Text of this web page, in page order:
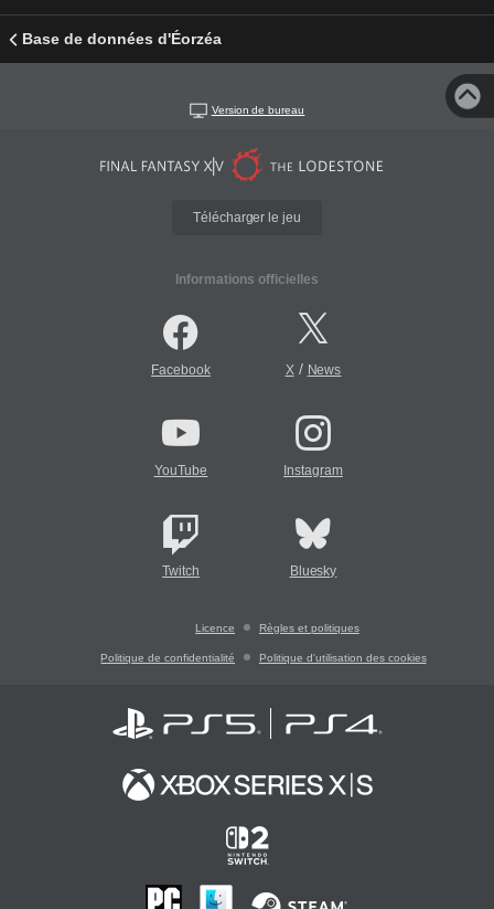
Base de données d'Éorzéa
Version de bureau
Télécharger le jeu
Informations officielles
Facebook X/ News
YouTube Instagram
Twitch Bluesky
Licence Règles et politiques
Politique de confidentialité Politique d'utilisation des cookies